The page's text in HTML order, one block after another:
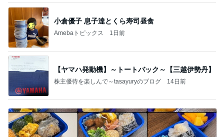
小倉優子 息子達とくら寿司昼食
Amebaトピックス 1日前
【ヤマハ発動機】～トートバック～【三越伊勢丹】
株主優待を楽しんで～tasayuryのブログ 14日前